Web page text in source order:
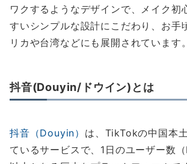
ワクするようなデザインで、メイク初
すいシンプルな設計にこだわり、お手
リカや台湾などにも展開されています。
抖音(Douyin/ドウイン)とは
抖音（Douyin） は、TikTokの中国本
ているサービスで、1日のユーザー数